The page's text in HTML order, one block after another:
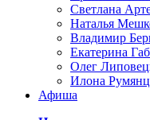
Светлана
Наталья
Владимир
Екатерина
Олег
Илона
Афиша